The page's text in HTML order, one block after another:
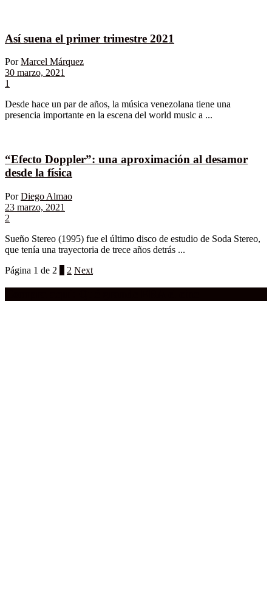
Así suena el primer trimestre 2021
Por Marcel Márquez
30 marzo, 2021
1
Desde hace un par de años, la música venezolana tiene una
presencia importante en la escena del world music a ...
“Efecto Doppler”: una aproximación al desamor
desde la física
Por Diego Almao
23 marzo, 2021
2
Sueño Stereo (1995) fue el último disco de estudio de Soda Stereo,
que tenía una trayectoria de trece años detrás ...
Página 1 de 2
2 Next